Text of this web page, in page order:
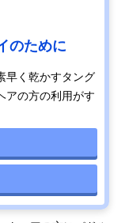
のために
早く乾かすタング
アの方の利用がす